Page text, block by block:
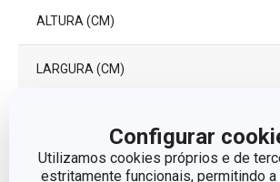
Configurar
Utilizamos cookies próprios e de
estritamente funcionais, permitindo a
ALTURA (CM)
LARGURA (CM)